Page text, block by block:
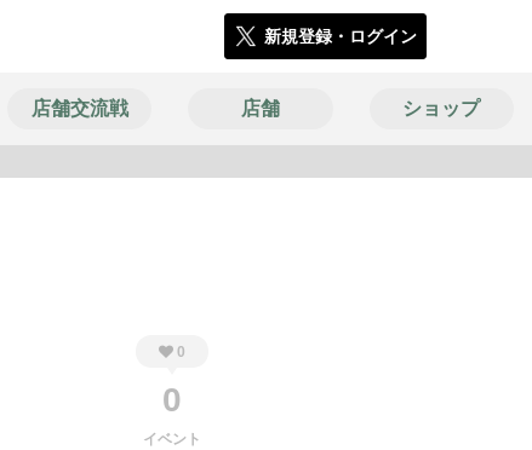
新規登録・ログイン
店舗交流戦 店舗 ショップ
0
0
イベント